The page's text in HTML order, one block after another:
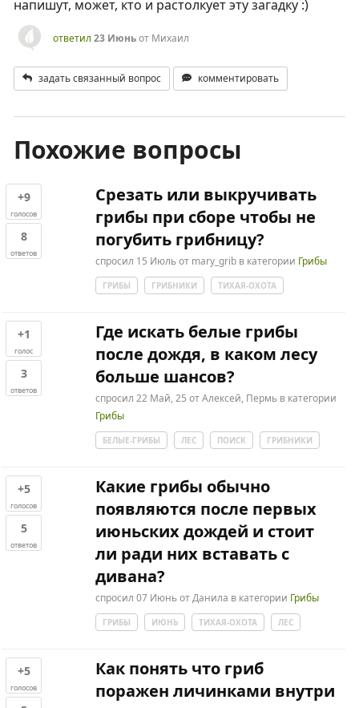
напишут, может, кто и растолкует эту загадку :)
ответил 23 Июньот Михаил
задать связанный вопрос комментировать
Похожие вопросы
+9
голосов
8
ответов
Срезать или выкручивать
грибы при сборе чтобы не
погубить грибницу?
спросил 15 Июль от mary_grib в категории Грибы
ГРИБЫ ГРИБНИКИ ТИХАЯ-ОХОТА
+1
голос
3
ответов
Где искать белые грибы
после дождя, в каком лесу
больше шансов?
спросил 22 Май, 25 отАлексей, Пермь в категории
Грибы
БЕЛЫЕ-ГРИБЫ ЛЕС ПОИСК ГРИБНИКИ
+5
голосов
5
ответов
Какие грибы обычно
появляются после первых
июньских дождей и стоит
ли ради них вставать с
дивана?
спросил 07 Июнь отДанила в категории Грибы
ГРИБЫ ИЮНЬ ТИХАЯ-ОХОТА ЛЕС
+5
голосов
Как понять что гриб
поражен личинками внутри